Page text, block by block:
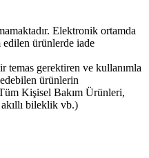
Elektronik ortamda
edilen ürünlerde iade
temas gerektiren ve kullanımla
edebilen ürünlerin
Kişisel Bakım Ürünleri,
bileklik vb.)